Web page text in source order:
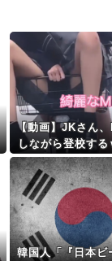
【動画】JKさん
しながら登校す
ｗｗｗｗｗｗ
韓国人「『日本ビ